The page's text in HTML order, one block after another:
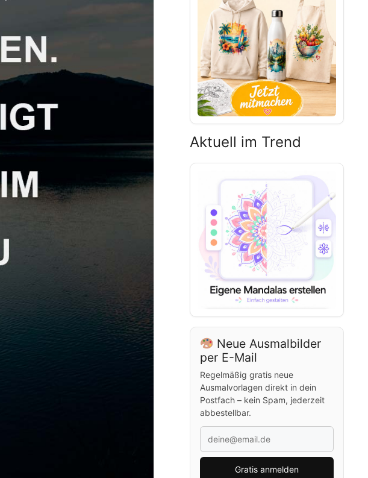
Aktuell im Trend
Neue Ausmalbilder
per E-Mail
Regelmäßig gratis neue
Ausmalvorlagen direkt in dein
Postfach – kein Spam, jederzeit
abbestellbar.
Gratis anmelden